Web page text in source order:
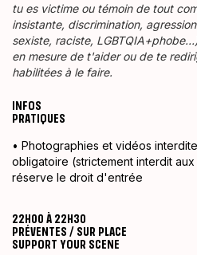
tu es victime ou témoin de tout
insistante, discrimination,
sexiste, raciste,
en mesure de t'aider ou de te
habilitées à le faire.
INFOS
PRATIQUES
• Photographies et vidéos
obligatoire (strictement interdit aux
réserve le droit d'entrée
22H00 À 22H30
PRÉVENTES / SUR PLACE
SUPPORT YOUR SCENE